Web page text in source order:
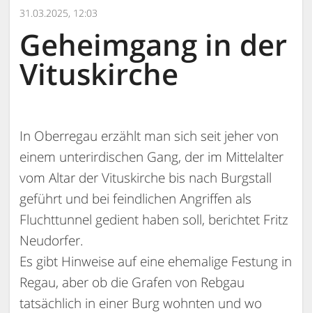
31.03.2025, 12:03
Geheimgang in der
Vituskirche
In Oberregau erzählt man sich seit jeher von
einem unterirdischen Gang, der im Mittelalter
vom Altar der Vituskirche bis nach Burgstall
geführt und bei feindlichen Angriffen als
Fluchttunnel gedient haben soll, berichtet Fritz
Neudorfer.
Es gibt Hinweise auf eine ehemalige Festung in
Regau, aber ob die Grafen von Rebgau
tatsächlich in einer Burg wohnten und wo